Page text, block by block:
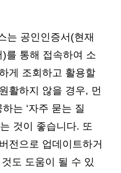
는 공인인증서(현재
를 통해 접속하여 소
게 조회하고 활용할
활하지 않을 경우, 먼
는 ‘자주 묻는 질
는 것이 좋습니다. 또
전으로 업데이트하거
도 도움이 될 수 있